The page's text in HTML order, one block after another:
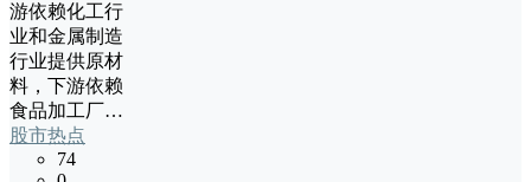
游依赖化工行
业和金属制造
行业提供原材
料，下游依赖
食品加工厂…
股市热点
74